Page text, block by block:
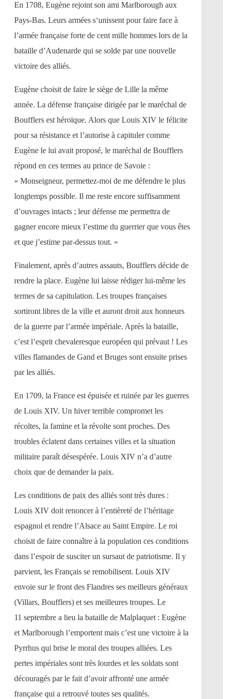
En 1708, Eugène rejoint son ami Marlborough aux
Pays-Bas. Leurs armées s‘unissent pour faire face à
l’armée française forte de cent mille hommes lors de la
bataille d’Audenarde qui se solde par une nouvelle
victoire des alliés.
Eugène choisit de faire le siège de Lille la même
année. La défense française dirigée par le maréchal de
Boufflers est héroïque. Alors que Louis XIV le félicite
pour sa résistance et l’autorise à capituler comme
Eugène le lui avait proposé, le maréchal de Boufflers
répond en ces termes au prince de Savoie :
« Monseigneur, permettez-moi de me défendre le plus
longtemps possible. Il me reste encore suffisamment
d’ouvrages intacts ; leur défense me permettra de
gagner encore mieux l’estime du guerrier que vous êtes
et que j’estime par-dessus tout. »
Finalement, après d’autres assauts, Boufflers décide de
rendre la place. Eugène lui laisse rédiger lui-même les
termes de sa capitulation. Les troupes françaises
sortiront libres de la ville et auront droit aux honneurs
de la guerre par l’armée impériale. Après la bataille,
c’est l’esprit chevaleresque européen qui prévaut ! Les
villes flamandes de Gand et Bruges sont ensuite prises
par les alliés.
En 1709, la France est épuisée et ruinée par les guerres
de Louis XIV. Un hiver terrible compromet les
récoltes, la famine et la révolte sont proches. Des
troubles éclatent dans certaines villes et la situation
militaire paraît désespérée. Louis XIV n’a d’autre
choix que de demander la paix.
Les conditions de paix des alliés sont très dures :
Louis XIV doit renoncer à l’entièreté de l’héritage
espagnol et rendre l’Alsace au Saint Empire. Le roi
choisit de faire connaître à la population ces conditions
dans l’espoir de susciter un sursaut de patriotisme. Il y
parvient, les Français se remobilisent. Louis XIV
envoie sur le front des Flandres ses meilleurs généraux
(Villars, Boufflers) et ses meilleures troupes. Le
11 septembre a lieu la bataille de Malplaquet : Eugène
et Marlborough l’emportent mais c’est une victoire à la
Pyrrhus qui brise le moral des troupes alliées. Les
pertes impériales sont très lourdes et les soldats sont
découragés par le fait d’avoir affronté une armée
française qui a retrouvé toutes ses qualités.